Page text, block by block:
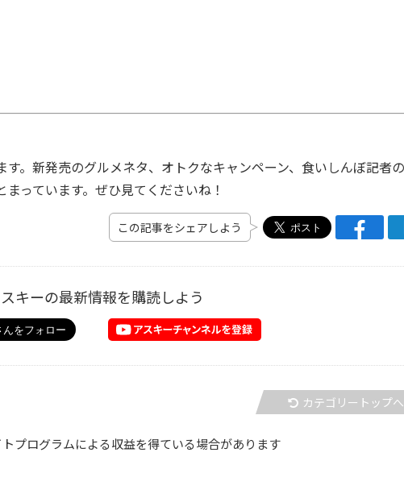
。新発売のグルメネタ、オトクなキャンペーン、食いしんぼ記者
まっています。ぜひ見てくださいね！
この記事をシェアしよう
キーの最新情報を購読しよう
カテゴリートップへ
プログラムによる収益を得ている場合があります